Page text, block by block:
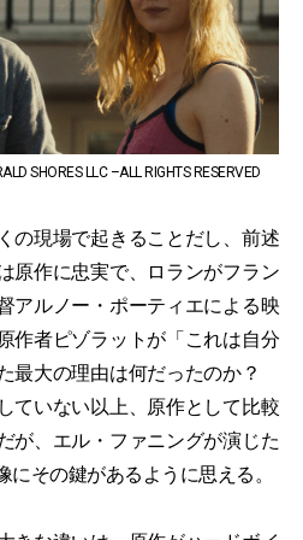
SHORES LLC –ALL RIGHTS RESERVED
の現場で起きることだし、前述
原作に忠実で、ロランがフラン
アルノー・ポーティエによる映
作者ピゾラットが「これは自分
最大の理由は何だったのか？
ていない以上、原作として比較
が、エル・ファニングが演じた
その鍵があるように思える。